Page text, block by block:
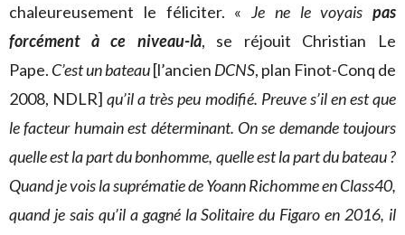
chaleureusement le féliciter. « Je ne le voyais pas
forcément à ce niveau-là, se réjouit Christian Le
Pape. C’est un bateau[l’ancien DCNS, plan Finot-Conq de
2008, NDLR]qu’il a très peu modifié. Preuve s’il en est que
le facteur humain est déterminant. On se demande toujours
quelle est la part du bonhomme, quelle est la part du bateau ?
Quand je vois la suprématie de Yoann Richomme en Class40,
quand je sais qu’il a gagné la Solitaire du Figaro en 2016, il